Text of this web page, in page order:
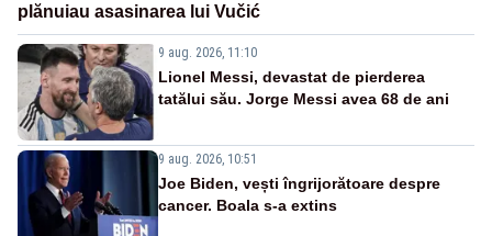
plănuiau asasinarea lui Vučić
9 aug. 2026, 11:10
Lionel Messi, devastat de pierderea
tatălui său. Jorge Messi avea 68 de ani
9 aug. 2026, 10:51
Joe Biden, vești îngrijorătoare despre
cancer. Boala s-a extins